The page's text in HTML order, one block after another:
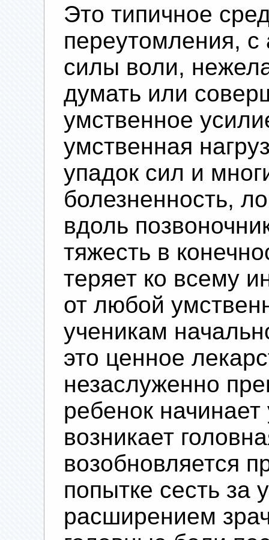
Это типичное
переутомления, с
силы воли,
думать или
умственное
умственная
упадок сил и
болезненность,
вдоль
тяжесть в
теряет ко всему
от любой
ученикам
это ценное
незаслуженно
ребенок
возникает
возобновляется
попытке сесть за
расширением